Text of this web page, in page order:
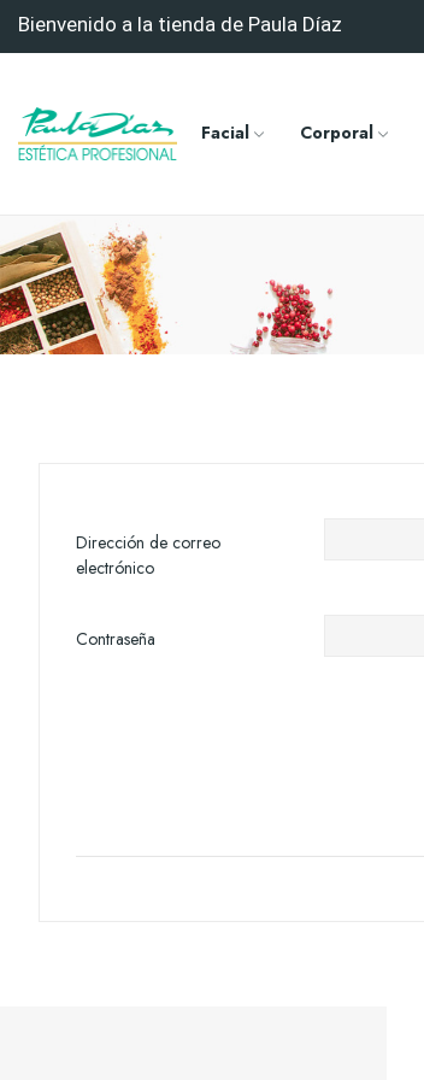
Bienvenido a la tienda de Paula Díaz
Facial Corporal
Dirección de correo
electrónico
Contraseña